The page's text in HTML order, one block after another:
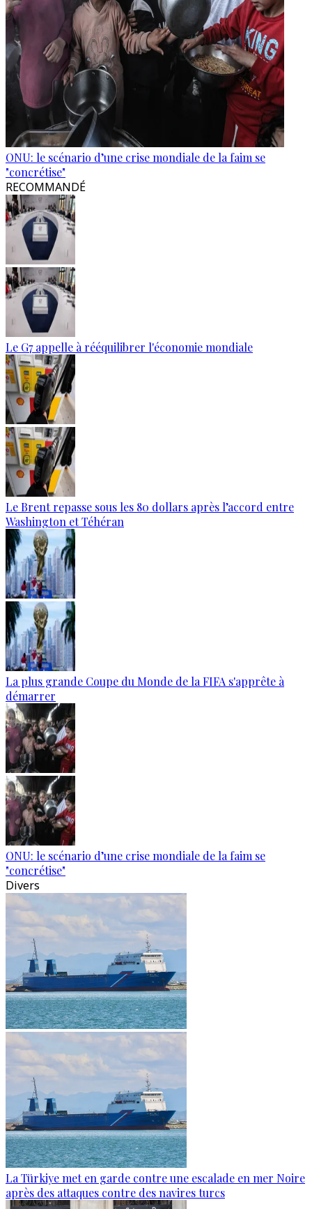
ONU: le scénario d’une crise mondiale de la faim se
"concrétise"
RECOMMANDÉ
Le G7 appelle à rééquilibrer l'économie mondiale
Le Brent repasse sous les 80 dollars après l’accord entre
Washington et Téhéran
La plus grande Coupe du Monde de la FIFA s'apprête à
démarrer
ONU: le scénario d’une crise mondiale de la faim se
"concrétise"
Divers
La Türkiye met en garde contre une escalade en mer Noire
après des attaques contre des navires turcs